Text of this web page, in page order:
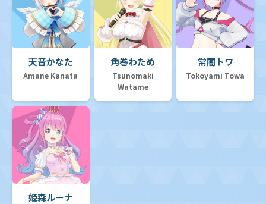
天音かなた
Amane Kanata
角巻わため
Tsunomaki
Watame
常闇トワ
Tokoyami Towa
姫森ルーナ